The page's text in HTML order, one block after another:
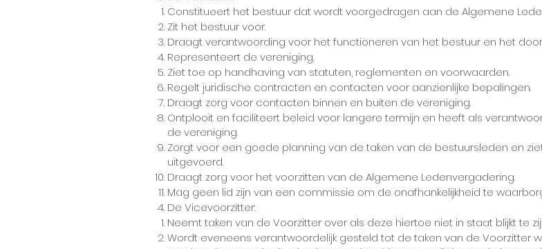
Constitueert het bestuur dat wordt voorgedragen aan de Algemene
Zit het bestuur voor.
Draagt verantwoording voor het functioneren van het bestuur en het
Representeert de vereniging.
Ziet toe op handhaving van statuten, reglementen en voorwaarden.
Regelt juridische contracten en contacten voor aanzienlijke bepalingen.
Draagt zorg voor contacten binnen en buiten de vereniging.
Ontplooit en faciliteert beleid voor langere termijn en heeft als
de vereniging.
Zorgt voor een goede planning van de taken van de bestuursleden en
uitgevoerd.
Draagt zorg voor het voorzitten van de Algemene Ledenvergadering.
Mag geen lid zijn van een commissie om de onafhankelijkheid te
De Vicevoorzitter:
Neemt taken van de Voorzitter over als deze hiertoe niet in staat blijkt te
Wordt eveneens verantwoordelijk gesteld tot de taken van de Voorzitter